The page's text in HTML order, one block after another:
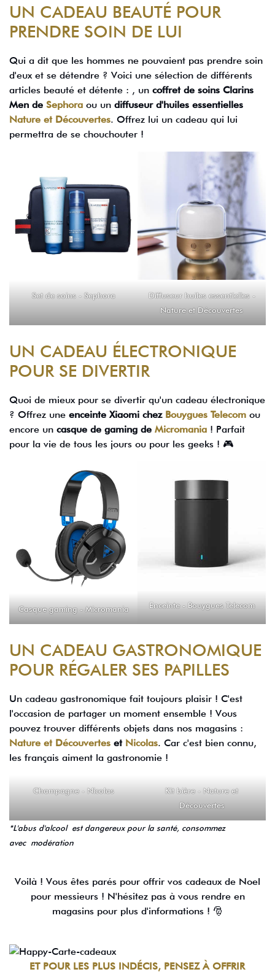
UN CADEAU BEAUTÉ POUR
PRENDRE SOIN DE LUI
Qui a dit que les hommes ne pouvaient pas prendre soin
d'eux et se détendre ? Voici une sélection de différents
articles beauté et détente : , un coffret de soins Clarins
Men de Sephora ou un diffuseur d'huiles essentielles
Nature et Découvertes. Offrez lui un cadeau qui lui
permettra de se chouchouter !
Set de soins - Sephora
Diffuseur huiles essentielles -
Nature et Découvertes
UN CADEAU ÉLECTRONIQUE
POUR SE DIVERTIR
Quoi de mieux pour se divertir qu'un cadeau électronique
? Offrez une enceinte Xiaomi chez Bouygues Telecom ou
encore un casque de gaming de Micromania ! Parfait
pour la vie de tous les jours ou pour les geeks ! 🎮
Casque gaming - Micromania Enceinte - Bouygues Telecom
UN CADEAU GASTRONOMIQUE
POUR RÉGALER SES PAPILLES
Un cadeau gastronomique fait toujours plaisir ! C'est
l'occasion de partager un moment ensemble ! Vous
pouvez trouver différents objets dans nos magasins :
Nature et Découvertes et Nicolas. Car c'est bien connu,
les français aiment la gastronomie !
Champagne - Nicolas
Kit bière - Nature et
Découvertes
*L'abus d'alcool est dangereux pour la santé, consommez
avec modération
Voilà ! Vous êtes parés pour offrir vos cadeaux de Noel
pour messieurs ! N'hésitez pas à vous rendre en
magasins pour plus d'informations ! 🎅
ET POUR LES PLUS INDÉCIS, PENSEZ À OFFRIR